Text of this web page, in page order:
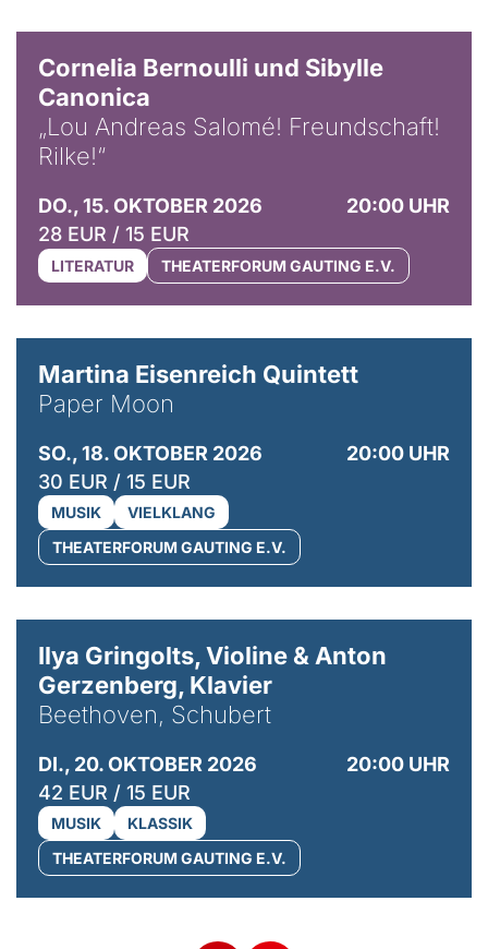
Cornelia Bernoulli und Sibylle
Canonica
„Lou Andreas Salomé! Freundschaft!
Rilke!“
DO., 15. OKTOBER 2026
20:00 UHR
28 EUR / 15 EUR
LITERATUR THEATERFORUM GAUTING E.V.
Martina Eisenreich Quintett
Paper Moon
SO., 18. OKTOBER 2026
20:00 UHR
30 EUR / 15 EUR
MUSIK
VIELKLANG
THEATERFORUM GAUTING E.V.
Ilya Gringolts, Violine & Anton
Gerzenberg, Klavier
Beethoven, Schubert
DI., 20. OKTOBER 2026
20:00 UHR
42 EUR / 15 EUR
MUSIK
KLASSIK
THEATERFORUM GAUTING E.V.